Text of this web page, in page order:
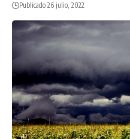
Publicado 26 julio, 2022